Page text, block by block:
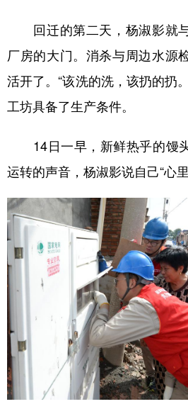
Русский язык
Deutsch Português
回迁的第二天，杨淑影就
厂房的大门。消杀与周边水源
活开了。“该洗的洗，该扔的扔
工坊具备了生产条件。
14日一早，新鲜热乎的馒
运转的声音，杨淑影说自己“心里